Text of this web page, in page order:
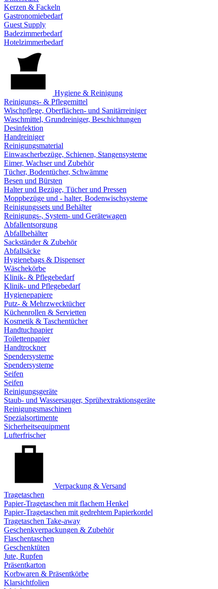
Kerzen & Fackeln
Gastronomiebedarf
Guest Supply
Badezimmerbedarf
Hotelzimmerbedarf
Hygiene & Reinigung
Reinigungs- & Pflegemittel
Wischpflege, Oberflächen- und Sanitärreiniger
Waschmittel, Grundreiniger, Beschichtungen
Desinfektion
Handreiniger
Reinigungsmaterial
Einwascherbezüge, Schienen, Stangensysteme
Eimer, Wachser und Zubehör
Tücher, Bodentücher, Schwämme
Besen und Bürsten
Halter und Bezüge, Tücher und Pressen
Moppbezüge und - halter, Bodenwischsysteme
Reinigungssets und Behälter
Reinigungs-, System- und Gerätewagen
Abfallentsorgung
Abfallbehälter
Sackständer & Zubehör
Abfallsäcke
Hygienebags & Dispenser
Wäschekörbe
Klinik- & Pflegebedarf
Klinik- und Pflegebedarf
Hygienepapiere
Putz- & Mehrzwecktücher
Küchenrollen & Servietten
Kosmetik & Taschentücher
Handtuchpapier
Toilettenpapier
Handtrockner
Spendersysteme
Spendersysteme
Seifen
Seifen
Reinigungsgeräte
Staub- und Wassersauger, Sprühextraktionsgeräte
Reinigungsmaschinen
Spezialsortimente
Sicherheitsequipment
Lufterfrischer
Verpackung & Versand
Tragetaschen
Papier-Tragetaschen mit flachem Henkel
Papier-Tragetaschen mit gedrehtem Papierkordel
Tragetaschen Take-away
Geschenkverpackungen & Zubehör
Flaschentaschen
Geschenktüten
Jute, Rupfen
Präsentkarton
Korbwaren & Präsentkörbe
Klarsichtfolien